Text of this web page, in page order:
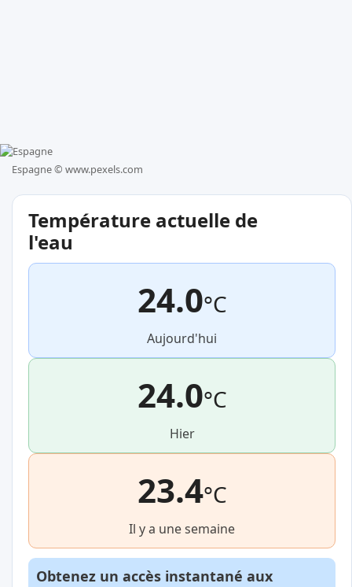
Espagne © www.pexels.com
Température actuelle de
l'eau
24.0°C
Aujourd'hui
24.0°C
Hier
23.4°C
Il y a une semaine
Obtenez un accès instantané aux